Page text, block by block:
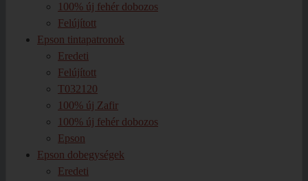
100% új fehér dobozos
Felújított
Epson tintapatronok
Eredeti
Felújított
T032120
100% új Zafir
100% új fehér dobozos
Epson
Epson dobegységek
Eredeti